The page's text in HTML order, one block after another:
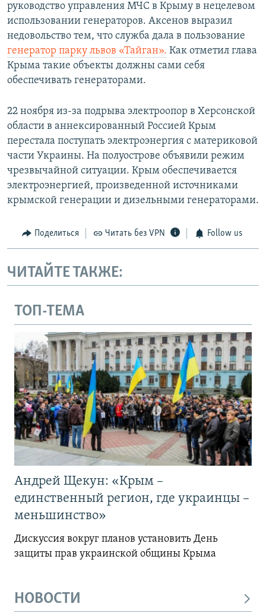
руководство управления МЧС в Крыму в нецелевом
использовании генераторов. Аксенов выразил
недовольство тем, что служба дала в пользование
генератор парку львов «Тайган». Как отметил глава
Крыма такие объекты должны сами себя
обеспечивать генераторами.
22 ноября из-за подрыва электроопор в Херсонской
области в аннексированный Россией Крым
перестала поступать электроэнергия с материковой
части Украины. На полуострове объявили режим
чрезвычайной ситуации. Крым обеспечивается
электроэнергией, произведенной источниками
крымской генерации и дизельными генераторами.
Поделиться Читать без VPN Follow us
ЧИТАЙТЕ ТАКЖЕ:
ТОП-ТЕМА
Андрей Щекун: «Крым –
единственный регион, где украинцы –
меньшинство»
Дискуссия вокруг планов установить День
защиты прав украинской общины Крыма
НОВОСТИ